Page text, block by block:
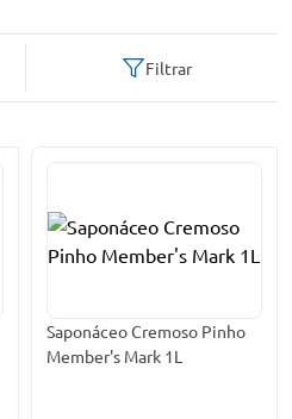
Filtrar
Saponáceo Cremoso Pinho
Member's Mark 1L